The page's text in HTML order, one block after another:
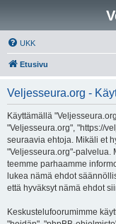
UKK
Etusivu
Veljesseura.org -
Käyttämällä
"Veljesseura.org", "https://
seuraavia ehtoja. Mikäli et
"Veljesseura.org"-palvelua.
teemme parhaamme
lukea nämä ehdot
että hyväksyt nämä ehdot
Keskustelufoorumimme